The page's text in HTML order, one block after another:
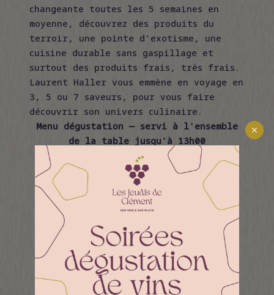
changeante toutes les 5 semaines en
moyenne, découvrez des produits du
terroir, une pointe d’exotisme, une
cuisine durable sans gaspillage et
surtout des produits frais, très frais.
Laurent Haller vous emmène en voyage en
3, 5 ou 7 saveurs, pour vous faire
découvrir son univers culinaire.
Menu dégustation — servi à l'ensemble
de la table jusqu'à 13h00
7 plats
165 €